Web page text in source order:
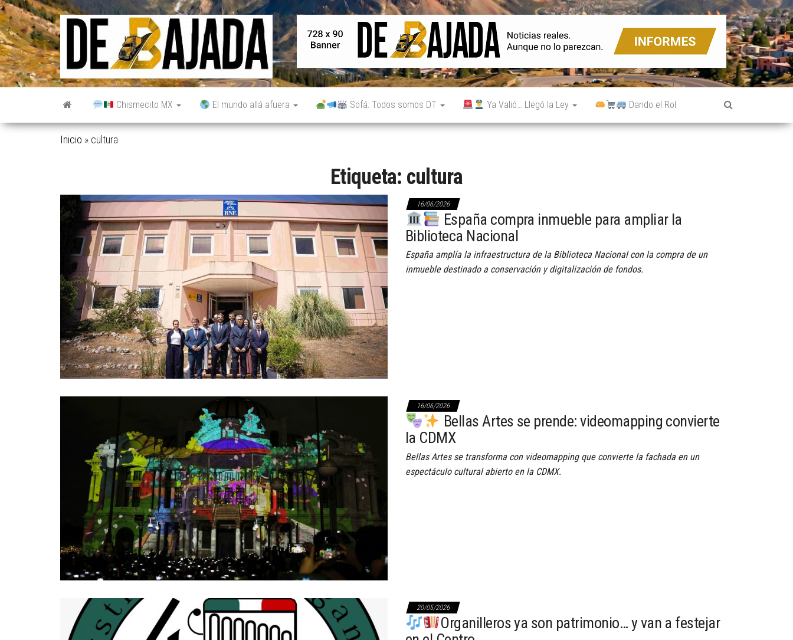
Saltar
al
contenido
De
Bajada
Noticias
reales.
Aunque
no lo
parezcan.
Chismecito MX El mundo allá afuera Sofá: Todos somos DT Ya Valió… Llegó la Ley Dando el Rol
Inicio » cultura
Etiqueta: cultura
16/06/2026
España compra inmueble para ampliar la
Biblioteca Nacional
España amplía la infraestructura de la Biblioteca Nacional con la compra de un
inmueble destinado a conservación y digitalización de fondos.
16/06/2026
Bellas Artes se prende: videomapping convierte
la CDMX
Bellas Artes se transforma con videomapping que convierte la fachada en un
espectáculo cultural abierto en la CDMX.
20/05/2026
Organilleros ya son patrimonio… y van a festejar